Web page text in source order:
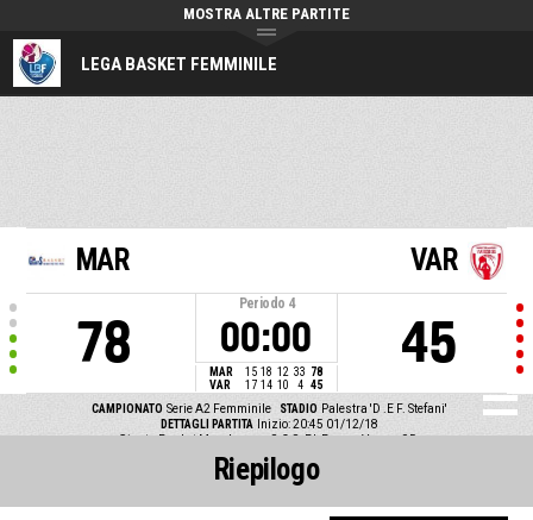
LEGA BASKET FEMMINILE
MOSTRA ALTRE PARTITE
MAR
78
Periodo 4
00:00
MAR 15 18 12 33 78
VAR
17 14 10 4 45
VAR
45
CAMPIONATO Serie A2 Femminile STADIO Palestra 'D .E F. Stefani'
DETTAGLI PARTITA
Inizio: 20:45 01/12/18
Giants Basket Marghera vs S.C.S. Bk Femm. Varese 95
Riepilogo